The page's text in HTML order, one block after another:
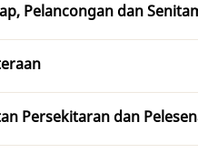
Pelancongan dan
Persekitaran dan